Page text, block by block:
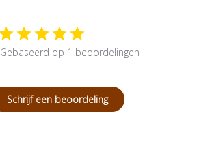
Gebaseerd op 1 beoordelingen
Schrijf een beoordeling